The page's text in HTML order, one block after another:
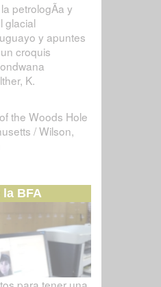
petrologÃ­a y
glacial
y apuntes
croquis
K.
the Woods Hole
/ Wilson,
BFA